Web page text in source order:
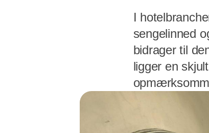
I
sengelinned
bidrager til
ligger en